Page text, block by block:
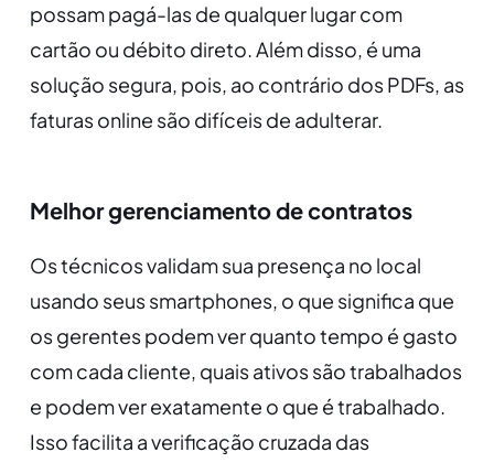
possam pagá-las de qualquer lugar com
cartão ou débito direto. Além disso, é uma
solução segura, pois, ao contrário dos PDFs, as
faturas online são difíceis de adulterar.
Melhor gerenciamento de contratos
Os técnicos validam sua presença no local
usando seus smartphones, o que significa que
os gerentes podem ver quanto tempo é gasto
com cada cliente, quais ativos são trabalhados
e podem ver exatamente o que é trabalhado.
Isso facilita a verificação cruzada das